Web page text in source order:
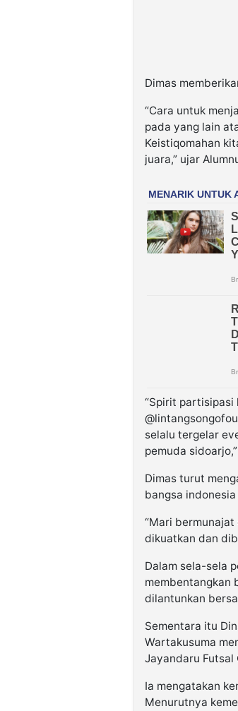
Dimas
“Cara untuk
pada yang lain
Keistiqomahan
juara,” ujar
“Spirit partisipasi
selalu tergelar
pemuda
Dimas turut
bangsa
“Mari
dikuatkan dan
Dalam sela-sela
membentangkan
dilantunkan
Sementara itu
Wartakusuma
Jayandaru Futsal
Ia mengatakan
Menurutnya